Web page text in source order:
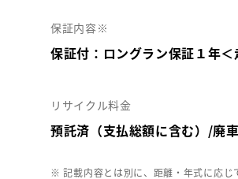
保証内容※
保証付：ロングラン保証１年
リサイクル料金
預託済（支払総額に含む）/廃
※ 記載内容とは別に、距離・年式に応じ